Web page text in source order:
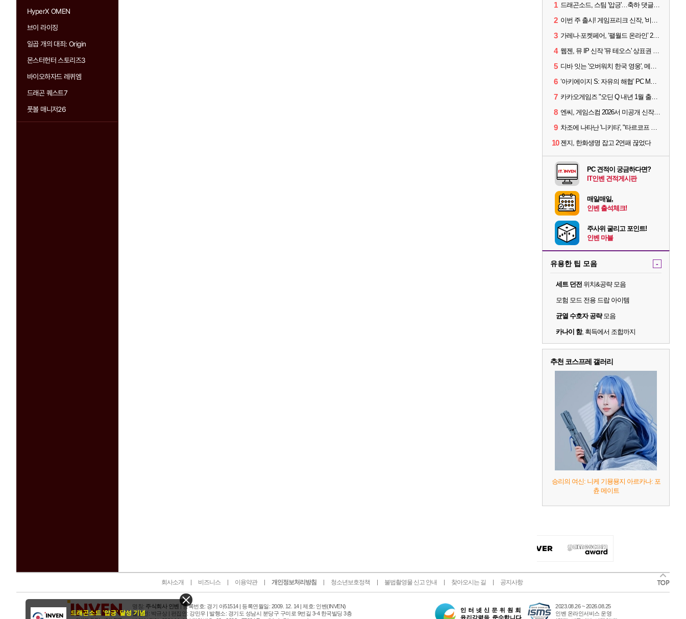
HyperX OMEN
브이 라이징
일곱 개의 대죄: Origin
몬스터헌터 스토리즈3
바이오하자드 레퀴엠
드래곤 퀘스트7
풋볼 매니저26
1 드래곤소드, 스팀 '압긍'…축하 댓글 달고 게임 코드 받자!
2 이번 주 출시! 게임프리크 신작, '비스트 오브 리인카네이션'
3 가레나·포켓페어, ‘팰월드 온라인’ 2026년 출시 예고
4 웹젠, 뮤 IP 신작 '뮤 테오스' 상표권 출원
5 디바 잇는 '오버워치 한국 영웅', 메카 파일럿 디몬 나온다
6 ‘아키에이지 S: 자유의 해협’ PC MMORPG로 개발한다
7 카카오게임즈 "오딘 Q 내년 1월 출시, 연기는 없다"
8 엔씨, 게임스컴 2026서 미공개 신작 최초 공개
9 차조에 나타난 '니키타', "타르코프 PvE 프레스티지 연내 출시 목표"
10 젠지, 한화생명 잡고 2연패 끊었다
PC 견적이 궁금하다면?
IT인벤 견적게시판
매일매일,
인벤 출석체크!
주사위 굴리고 포인트!
인벤 마블
유용한 팁 모음 -
세트 던전 위치&공략 모음
모험 모드 전용 드랍 아이템
균열 수호자 공략모음
카나이 함, 획득에서 조합까지
추천 코스프레 갤러리
승리의 여신: 니케 기묭묭지 아르카나: 포
츈 메이트
회사소개 비즈니스 이용약관 개인정보처리방침 청소년보호정책 불법촬영물 신고 안내 찾아오시는 길 공지사항
명칭: 주식회사 인벤 | 등록번호: 경기 아51514 | 등록연월일: 2009. 12. 14 | 제호: 인벤 (INVEN)
발행인: 박규상 | 편집인: 강민우 | 발행소: 경기도 성남시 분당구 구미로 9번길 3-4 한국빌딩 3층
터
2023.08.26 ~ 2026.08.25
인벤 온라인서비스 운영
드래곤소드 '압긍' 달성 기념